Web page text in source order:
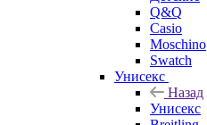
Q&Q
Casio
Moschino
Swatch
Унисекс
Назад
Унисекс